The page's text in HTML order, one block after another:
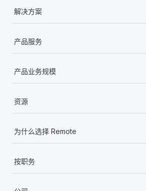
解决方案
产品服务
产品业务规模
资源
为什么选择 Remote
按职务